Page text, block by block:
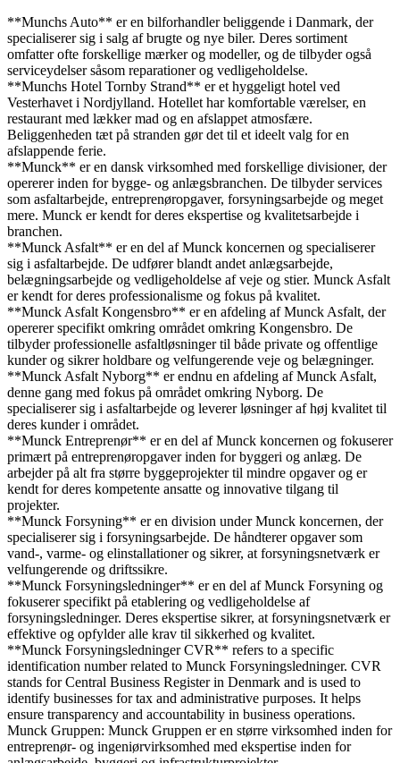
**Munchs Auto** er en bilforhandler beliggende i Danmark, der
specialiserer sig i salg af brugte og nye biler. Deres sortiment
omfatter ofte forskellige mærker og modeller, og de tilbyder også
serviceydelser såsom reparationer og vedligeholdelse.
**Munchs Hotel Tornby Strand** er et hyggeligt hotel ved
Vesterhavet i Nordjylland. Hotellet har komfortable værelser, en
restaurant med lækker mad og en afslappet atmosfære.
Beliggenheden tæt på stranden gør det til et ideelt valg for en
afslappende ferie.
**Munck** er en dansk virksomhed med forskellige divisioner, der
opererer inden for bygge- og anlægsbranchen. De tilbyder services
som asfaltarbejde, entreprenøropgaver, forsyningsarbejde og meget
mere. Munck er kendt for deres ekspertise og kvalitetsarbejde i
branchen.
**Munck Asfalt** er en del af Munck koncernen og specialiserer
sig i asfaltarbejde. De udfører blandt andet anlægsarbejde,
belægningsarbejde og vedligeholdelse af veje og stier. Munck Asfalt
er kendt for deres professionalisme og fokus på kvalitet.
**Munck Asfalt Kongensbro** er en afdeling af Munck Asfalt, der
opererer specifikt omkring området omkring Kongensbro. De
tilbyder professionelle asfaltløsninger til både private og offentlige
kunder og sikrer holdbare og velfungerende veje og belægninger.
**Munck Asfalt Nyborg** er endnu en afdeling af Munck Asfalt,
denne gang med fokus på området omkring Nyborg. De
specialiserer sig i asfaltarbejde og leverer løsninger af høj kvalitet til
deres kunder i området.
**Munck Entreprenør** er en del af Munck koncernen og fokuserer
primært på entreprenøropgaver inden for byggeri og anlæg. De
arbejder på alt fra større byggeprojekter til mindre opgaver og er
kendt for deres kompetente ansatte og innovative tilgang til
projekter.
**Munck Forsyning** er en division under Munck koncernen, der
specialiserer sig i forsyningsarbejde. De håndterer opgaver som
vand-, varme- og elinstallationer og sikrer, at forsyningsnetværk er
velfungerende og driftssikre.
**Munck Forsyningsledninger** er en del af Munck Forsyning og
fokuserer specifikt på etablering og vedligeholdelse af
forsyningsledninger. Deres ekspertise sikrer, at forsyningsnetværk er
effektive og opfylder alle krav til sikkerhed og kvalitet.
**Munck Forsyningsledninger CVR** refers to a specific
identification number related to Munck Forsyningsledninger. CVR
stands for Central Business Register in Denmark and is used to
identify businesses for tax and administrative purposes. It helps
ensure transparency and accountability in business operations.
Munck Gruppen: Munck Gruppen er en større virksomhed inden for
entreprenør- og ingeniørvirksomhed med ekspertise inden for